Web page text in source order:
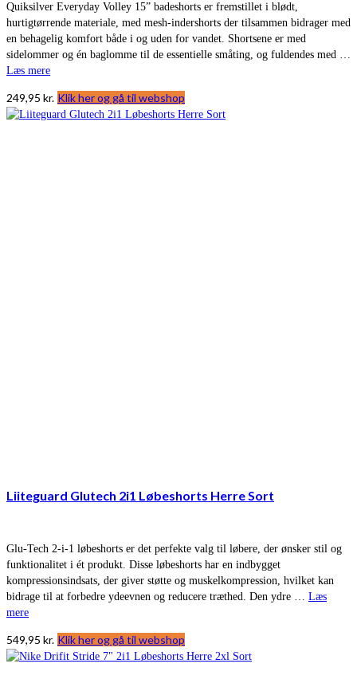
Quiksilver Everyday Volley 15” badeshorts er fremstillet i blødt,
hurtigtørrende materiale, med mesh-indershorts der tilsammen bidrager med
en behagelig komfort både i og uden for vandet. Shortsene er med
sidelommer og én baglomme til de essentielle småting, og fuldendes med …
Læs mere
249,95 kr. Klik her og gå til webshop
Liiteguard Glutech 2i1 Løbeshorts Herre Sort
Glu-Tech 2-i-1 løbeshorts er det perfekte valg til løbere, der ønsker stil og
funktionalitet i ét produkt. Disse løbeshorts har en indbygget
kompressionsindsats, der giver støtte og muskelkompression, hvilket kan
bidrage til at forbedre ydeevnen og reducere træthed. Den ydre … Læs
mere
549,95 kr. Klik her og gå til webshop